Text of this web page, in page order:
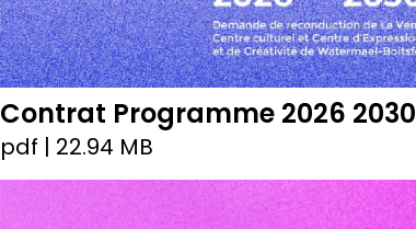
Contrat Programme 2026 2030
pdf | 22.94 MB